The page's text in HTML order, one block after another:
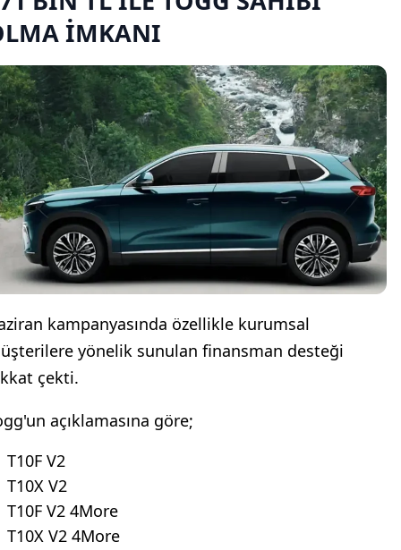
İMKANI
kampanyasında özellikle kurumsal
yönelik sunulan finansman desteği
çekti.
açıklamasına göre;
T10F V2
T10X V2
T10F V2 4More
T10X V2 4More